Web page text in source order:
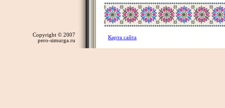
Copyright © 2007
pero-simurga.ru
Карта сайта